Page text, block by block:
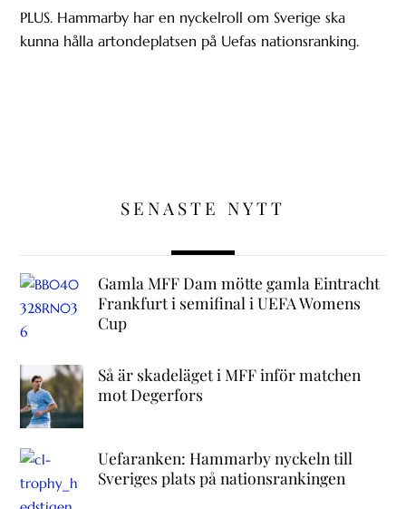
PLUS. Hammarby har en nyckelroll om Sverige ska
kunna hålla artondeplatsen på Uefas nationsranking.
SENASTE NYTT
Gamla MFF Dam mötte gamla Eintracht
Frankfurt i semifinal i UEFA Womens
Cup
Så är skadeläget i MFF inför matchen
mot Degerfors
Uefaranken: Hammarby nyckeln till
Sveriges plats på nationsrankingen